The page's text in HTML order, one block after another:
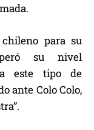
para su
su nivel
este tipo de
ante Colo Colo,